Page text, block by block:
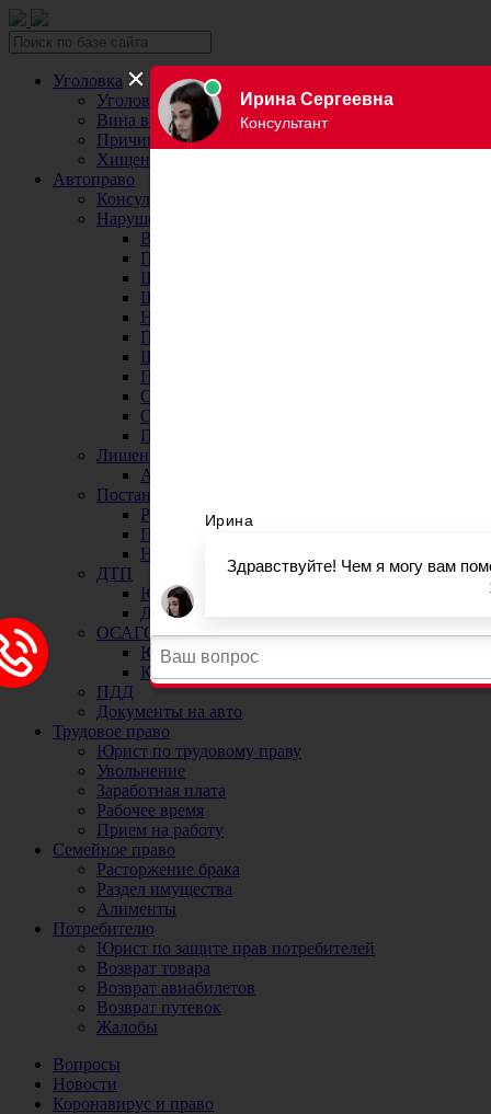
Уголовка
Уголовный юрист
Вина в уголовном праве
Причинение вреда здоровью
Хищение и кража
Автоправо
Консультация автоюриста
Нарушения ПДД
Вождение в нетрезвом виде
Превышение скорости
Штраф за езду без страховки
Штраф за езду без прав
Нарушение правил остановки и парковки
Пересечение сплошной
Штраф за номера
Правила перевозки детей
Оплата штрафов ГИБДД
Обжалование штрафа ГИБДД
Проверка штрафов ГИБДД
Лишение водительских прав
Адвокаты и юристы по возврату ВУ
Постановка на учет автомобиля в ГИБДД
Регистрационные ограничения
Прекращение и снятие с учета автомобиля
Номера на машину
ДТП
Юристы и адвокаты по ДТП
ДТП без страховки
ОСАГО
Юрист по ОСАГО и страховым случаям
Коэффициенты ОСАГО
ПДД
Документы на авто
Трудовое право
Юрист по трудовому праву
Увольнение
Заработная плата
Рабочее время
Прием на работу
Семейное право
Расторжение брака
Раздел имущества
Алименты
Потребителю
Юрист по защите прав потребителей
Возврат товара
Возврат авиабилетов
Возврат путевок
Жалобы
Вопросы
Новости
Коронавирус и право